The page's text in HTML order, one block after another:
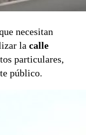
necesitan
la calle
particulares,
público.